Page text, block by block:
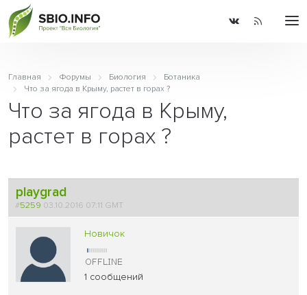
Главная Форумы Биология
Ботаника
Что за ягода в Крыму, растет в горах ?
Что за ягода в Крыму,
растет в горах ?
playgrad
#5259 03.10.2016 07:11 GMT
Новичок
1 сообщений